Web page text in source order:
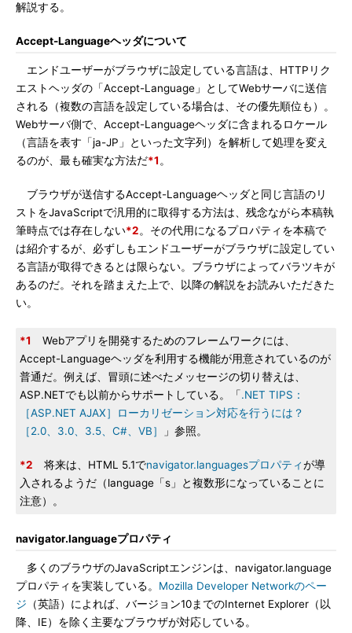
解説する。
Accept-Languageヘッダについて
エンドユーザーがブラウザに設定している言語は、HTTPリク
エストヘッダの「Accept-Language」としてWebサーバに送信
される（複数の言語を設定している場合は、その優先順位も）。
Webサーバ側で、Accept-Languageヘッダに含まれるロケール
（言語を表す「ja-JP」といった文字列）を解析して処理を変え
るのが、最も確実な方法だ*1 。
ブラウザが送信するAccept-Languageヘッダと同じ言語のリ
ストをJavaScriptで汎用的に取得する方法は、残念ながら本稿執
筆時点では存在しない*2。その代用になるプロパティを本稿で
は紹介するが、必ずしもエンドユーザーがブラウザに設定してい
る言語が取得できるとは限らない。ブラウザによってバラツキが
あるのだ。それを踏まえた上で、以降の解説をお読みいただきた
い。
*1
Webアプリを開発するためのフレームワークには、
Accept-Languageヘッダを利用する機能が用意されているのが
普通だ。例えば、冒頭に述べたメッセージの切り替えは、
ASP.NETでも以前からサポートしている。「.NET TIPS：
［ASP.NET AJAX］ローカリゼーション対応を行うには？
［2.0、3.0、3.5、C#、VB］
」参照。
*2 将来は、HTML 5.1でnavigator.languagesプロパティが導
入されるようだ（language「s」と複数形になっていることに
注意）。
navigator.languageプロパティ
多くのブラウザのJavaScriptエンジンは、navigator.language
プロパティを実装している。 Mozilla Developer Networkのペー
ジ （英語）によれば、バージョン10までのInternet Explorer（以
降、IE）を除く主要なブラウザが対応している。